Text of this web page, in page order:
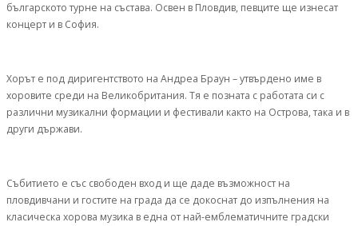
българското турне на състава. Освен в Пловдив, певците ще изнесат
концерт и в София.
Хорът е под диригентството на Андреа Браун – утвърдено име в
хоровите среди на Великобритания. Тя е позната с работата си с
различни музикални формации и фестивали както на Острова, така и в
други държави.
Събитието е със свободен вход и ще даде възможност на
пловдивчани и гостите на града да се докоснат до изпълнения на
класическа хорова музика в една от най-емблематичните градски